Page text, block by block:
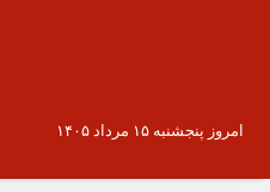
امروز پنجشنبه ۱۵ مرداد ۱۴۰۵